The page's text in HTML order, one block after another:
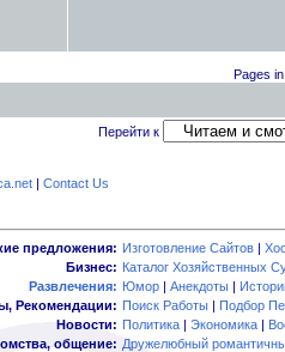
Pages
Перейти к
| Contact Us
предложения: Изготовление Сайтов |
Бизнес: Каталог Хозяйственных
Развлечения: Юмор | Анекдоты |
Рекомендации: Поиск Работы | Подбор
Новости: Политика | Экономика |
общение: Дружелюбный